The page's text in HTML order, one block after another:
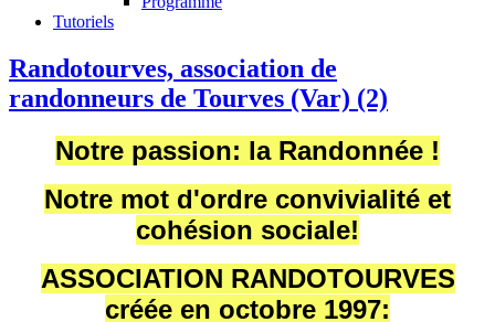
Tutoriels
Randotourves, association de
randonneurs de Tourves (Var) (2)
Notre passion: la Randonnée !
Notre mot d'ordre convivialité et
cohésion sociale!
ASSOCIATION RANDOTOURVES
créée en octobre 1997: